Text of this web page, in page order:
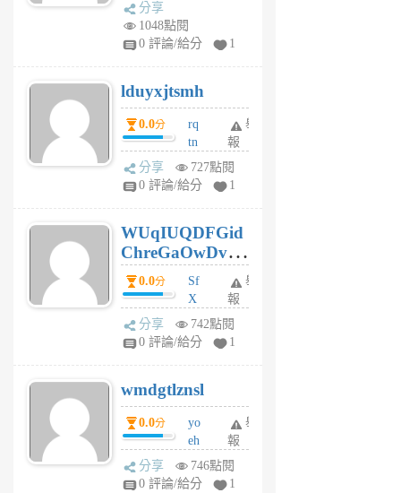
jl
月
前
分享
1048點閱
0 評論/給分
1
lduyxjtsmh
0.0分
rq
tn
jt
gl
個
月
前
舉
報
分享
727點閱
0 評論/給分
1
WUqIUQDFGid
ChreGaOwDv
dY0.0分
Sf
X
Pe
Jc
R
P
m
v
A
V
舉
報
分享
742點閱
0 評論/給分
1
wmdgtlznsl
0.0分
yo
eh
ld
gy
舉
報
分享
746點閱
0 評論/給分
1